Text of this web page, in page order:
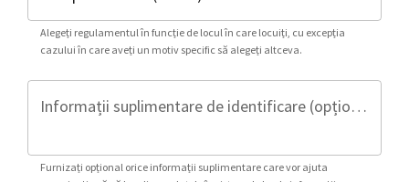
Alegeți regulamentul în funcție de locul în care locuiți, cu excepția
cazului în care aveți un motiv specific să alegeți altceva.
Informații suplimentare de identificare (opțional)
Furnizați opțional orice informații suplimentare care vor ajuta